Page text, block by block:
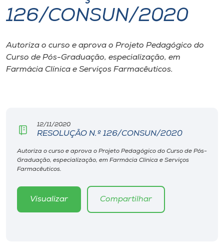
I.nova
Diplomados
Editora
Rádio
126/CONSUN/2020
Autoriza o curso e aprova o Projeto Pedagógico do
Curso de Pós-Graduação, especialização, em
Farmácia Clínica e Serviços Farmacêuticos.
12/11/2020
RESOLUÇÃO N.º 126/CONSUN/2020
Autoriza o curso e aprova o Projeto Pedagógico do Curso de Pós-
Graduação, especialização, em Farmácia Clínica e Serviços
Farmacêuticos.
Visualizar Compartilhar